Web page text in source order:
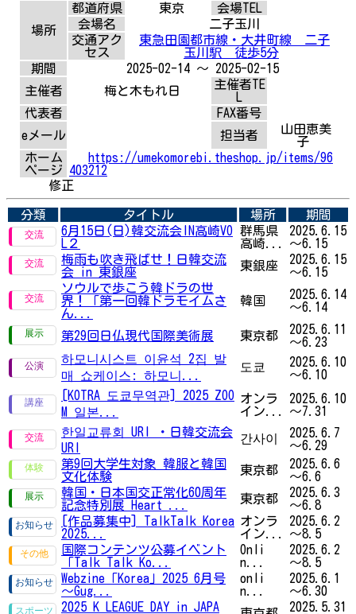
場所
都道府県 東京
会場TEL
会場名
二子玉川
交通アク
セス
東急田園都市線・大井町線 二子
玉川駅 徒歩5分
期間
2025-02-14 ～ 2025-02-15
主催者
梅と木もれ日
主催者TE
代表者
FAX番号
eメール
担当者
山田恵美
子
ホーム
ページ
https://umekomorebi.theshop.jp/items/96
403212
修正
分類 タイトル 場所
期間
6月15日(日)韓交流会IN高崎VO
L２
群馬県
高崎...
2025.6.15
～6.15
梅雨も吹き飛ばせ！日韓交流
会 in 東銀座
東銀座
2025.6.15
～6.15
ソウルで歩こう韓ドラの世
界！「第一回韓ドラモイムさ
ん...
韓国
2025.6.14
～6.14
第29回日仏現代国際美術展 東京都
2025.6.11
～6.23
하모니시스트 이윤석 2집 발
매 쇼케이스: 하모니...
도쿄
2025.6.10
～6.10
[KOTRA 도쿄무역관] 2025 ZOO
M 일본...
オンラ
イン...
2025.6.10
～7.31
한일교류회 URI ・日韓交流会
URI
간사이
2025.6.7
～6.29
第9回大学生対象 韓服と韓国
文化体験
東京都
2025.6.6
～6.6
韓国・日本国交正常化60周年
記念特別展 Heart ...
東京都
2025.6.3
～6.8
[作品募集中] TalkTalk Korea
2025...
オンラ
イン...
2025.6.2
～8.5
国際コンテンツ公募イベント
「Talk Talk Ko...
Onli
n...
2025.6.2
～8.5
Webzine「Korea」2025 6月号
～Gug...
onli
n...
2025.6.1
～6.30
2025 K LEAGUE DAY in JAPA
2025.5.31